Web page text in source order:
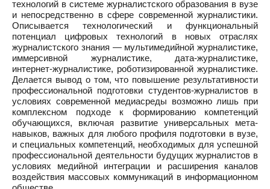
технологий в системе журналистского образования в вузе
и непосредственно в сфере современной журналистики.
Описывается технологический и функциональный
потенциал цифровых технологий в новых отраслях
журналистского знания — мультимедийной журналистике,
иммерсивной журналистике, дата-журналистике,
интернет-журналистике, роботизированной журналистике.
Делается вывод о том, что повышение результативности
профессиональной подготовки студентов-журналистов в
условиях современной медиасреды возможно лишь при
комплексном подходе к формированию компетенций
обучающихся, включая развитие универсальных мета-
навыков, важных для любого профиля подготовки в вузе,
и специальных компетенций, необходимых для успешной
профессиональной деятельности будущих журналистов в
условиях медийной интеграции и расширения каналов
воздействия массовых коммуникаций в информационном